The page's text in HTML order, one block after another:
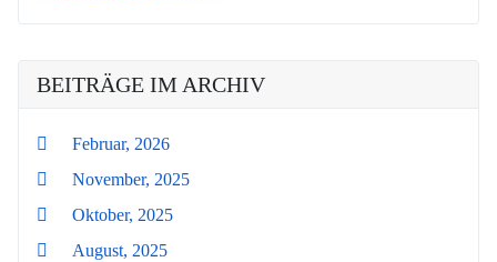
BEITRÄGE IM ARCHIV
Februar, 2026
November, 2025
Oktober, 2025
August, 2025